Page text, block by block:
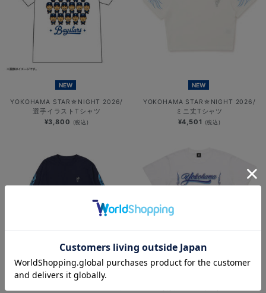
NEW
YOKOHAMA STAR☆NIGHT 2026/
選手イラストTシャツ
¥3,800 (税込)
NEW
YOKOHAMA STAR☆NIGHT 2026/
ミニ丈Tシャツ
¥4,501 (税込)
NEW